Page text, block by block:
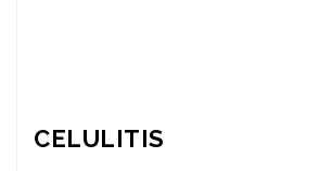
CELULITIS